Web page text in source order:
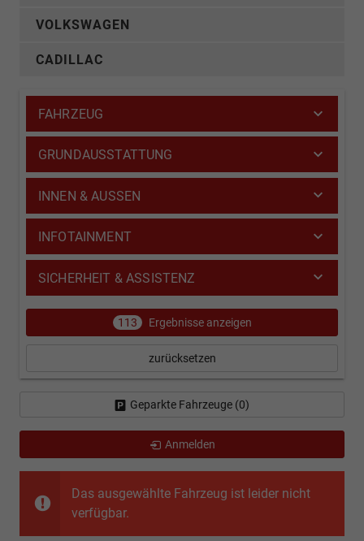
Das ausgewählte Fahrzeug ist leider nicht
verfügbar.
VOLKSWAGEN
CADILLAC
FAHRZEUG
GRUNDAUSSTATTUNG
INNEN & AUSSEN
INFOTAINMENT
SICHERHEIT & ASSISTENZ
113 Ergebnisse anzeigen
zurücksetzen
Geparkte Fahrzeuge (0)
Anmelden